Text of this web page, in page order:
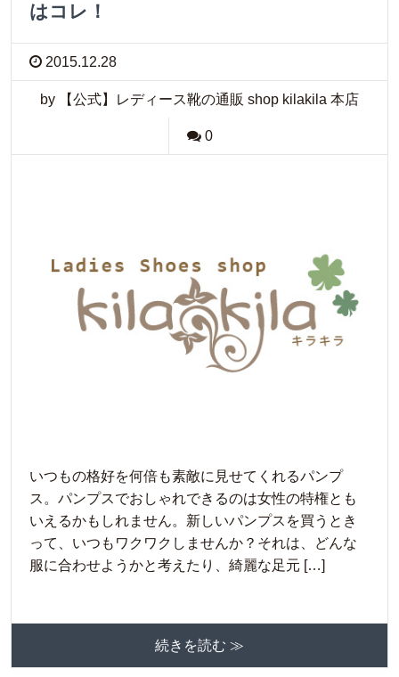
はコレ！
2015.12.28
by 【公式】レディース靴の通販 shop kilakila 本店
0
いつもの格好を何倍も素敵に見せてくれるパンプ
ス。パンプスでおしゃれできるのは女性の特権とも
いえるかもしれません。新しいパンプスを買うとき
って、いつもワクワクしませんか？それは、どんな
服に合わせようかと考えたり、綺麗な足元 […]
続きを読む ≫